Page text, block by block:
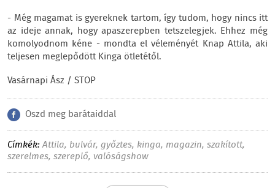
- Még magamat is gyereknek tartom, így tudom, hogy nincs itt
az ideje annak, hogy apaszerepben tetszelegjek. Ehhez még
komolyodnom kéne - mondta el véleményét Knap Attila, aki
teljesen meglepődött Kinga ötletétől.
Vasárnapi Ász / STOP
Oszd meg barátaiddal
Címkék: Attila, bulvár, győztes, kinga, magazin, szakított,
szerelmes, szereplő, valóságshow